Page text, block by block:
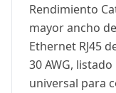
Rendimiento
mayor ancho
Ethernet RJ45
30 AWG,
universal para